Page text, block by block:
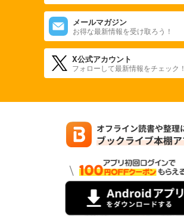
メールマガジン
お得な最新情報を受け取ろう！
X公式アカウント
フォローして最新情報をチェック！